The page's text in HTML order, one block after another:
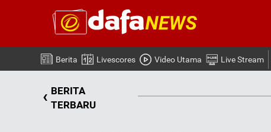
Berita Livescores Video Utama Live Stream
‹ BERITA
TERBARU